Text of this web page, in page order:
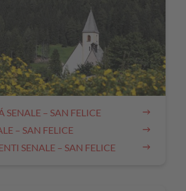
SENALE – SAN FELICE
– SAN FELICE
SENALE – SAN FELICE